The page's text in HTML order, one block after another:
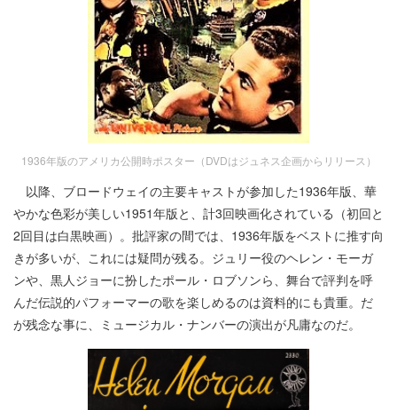
1936年版のアメリカ公開時ポスター（DVDはジュネス企画からリリース）
以降、ブロードウェイの主要キャストが参加した1936年版、華
やかな色彩が美しい1951年版と、計3回映画化されている（初回と
2回目は白黒映画）。批評家の間では、1936年版をベストに推す向
きが多いが、これには疑問が残る。ジュリー役のヘレン・モーガ
ンや、黒人ジョーに扮したポール・ロブソンら、舞台で評判を呼
んだ伝説的パフォーマーの歌を楽しめるのは資料的にも貴重。だ
が残念な事に、ミュージカル・ナンバーの演出が凡庸なのだ。